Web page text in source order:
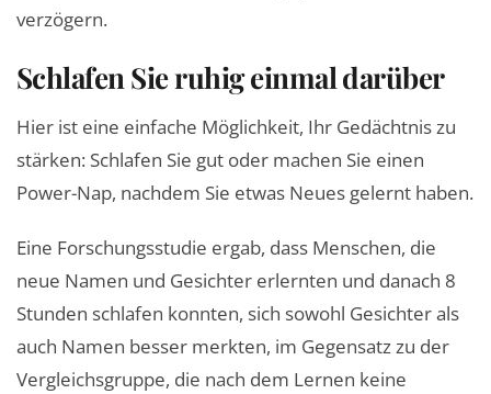
verzögern.
Schlafen Sie ruhig einmal darüber
Hier ist eine einfache Möglichkeit, Ihr Gedächtnis zu
stärken: Schlafen Sie gut oder machen Sie einen
Power-Nap, nachdem Sie etwas Neues gelernt haben.
Eine Forschungsstudie ergab, dass Menschen, die
neue Namen und Gesichter erlernten und danach 8
Stunden schlafen konnten, sich sowohl Gesichter als
auch Namen besser merkten, im Gegensatz zu der
Vergleichsgruppe, die nach dem Lernen keine